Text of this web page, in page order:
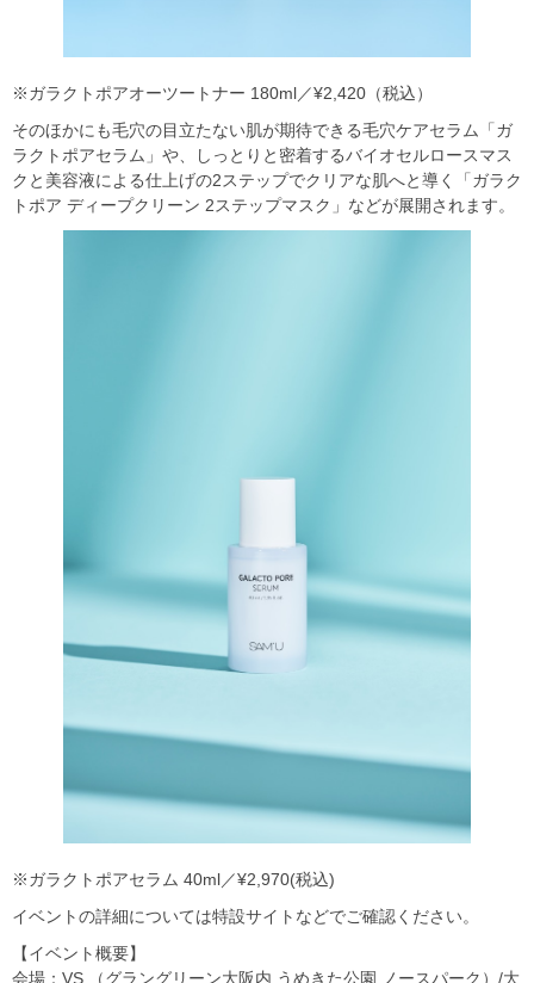
※ガラクトポアオーツートナー 180ml／¥2,420（税込）
そのほかにも毛穴の目立たない肌が期待できる毛穴ケアセラム「ガ
ラクトポアセラム」や、しっとりと密着するバイオセルロースマス
クと美容液による仕上げの2ステップでクリアな肌へと導く「ガラク
トポア ディープクリーン 2ステップマスク」などが展開されます。
※ガラクトポアセラム 40ml／¥2,970(税込)
イベントの詳細については特設サイトなどでご確認ください。
【イベント概要】
会場：VS.（グラングリーン大阪内 うめきた公園 ノースパーク）/大